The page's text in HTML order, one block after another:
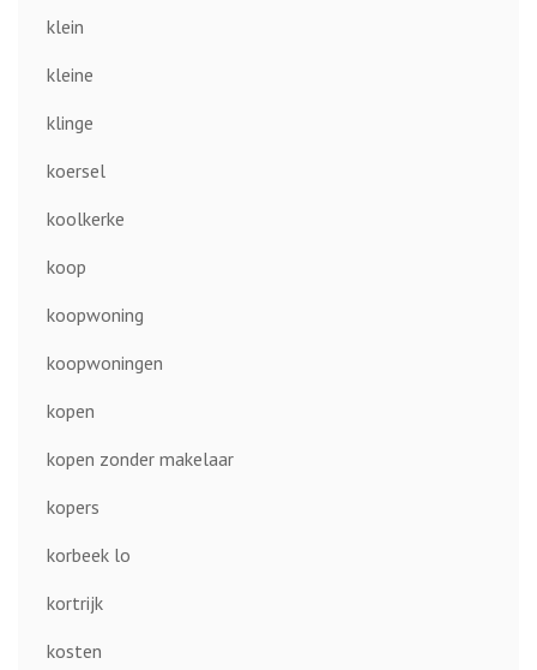
klein
kleine
klinge
koersel
koolkerke
koop
koopwoning
koopwoningen
kopen
kopen zonder makelaar
kopers
korbeek lo
kortrijk
kosten